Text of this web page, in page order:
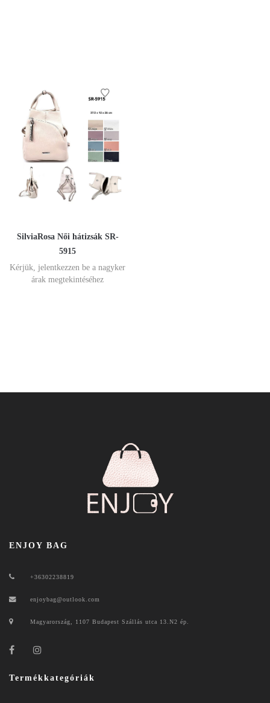
SilviaRosa Női hátizsák SR-
5915
Kérjük, jelentkezzen be a nagyker
árak megtekintéséhez
ENJOY BAG
+36302238819
enjoybag@outlook.com
Magyarország, 1107 Budapest Szállás utca 13.N2 ép.
Termékkategóriák